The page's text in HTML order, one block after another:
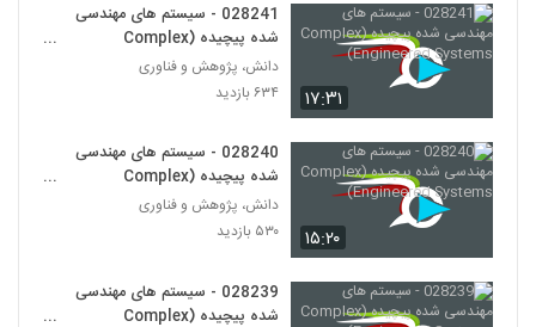
250
۶۵۱ بازدید
251
028262 - طراحی سیستم های پیچیده
(Complex Systems Design)
028263 - طراحی سیستم های پیچیده
۶۱۹ بازدید
253
028264 - طراحی سیستم های پیچیده
۵۵۲ بازدید
۱۷:۳۱
028241 - سیستم های مهندسی
شده پیچیده (Complex
Engineered Systems)
دانش، پژوهش و فناوری
۶۳۴ بازدید
۱۵:۲۰
028240 - سیستم های مهندسی
شده پیچیده (Complex
Engineered Systems)
دانش، پژوهش و فناوری
۵۳۰ بازدید
028239 - سیستم های مهندسی
شده پیچیده (Complex